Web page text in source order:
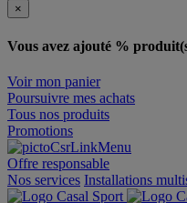
×
Vous avez ajouté %
Voir mon panier
Poursuivre mes achats
Tous nos produits
Promotions
Offre responsable
Nos services Installations